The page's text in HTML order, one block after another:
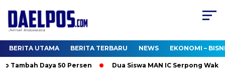
BERITA UTAMA BERITA TERBARU NEWS EKONOMI –
Daya 50 Persen Dua Siswa MAN IC Serpong Wakili